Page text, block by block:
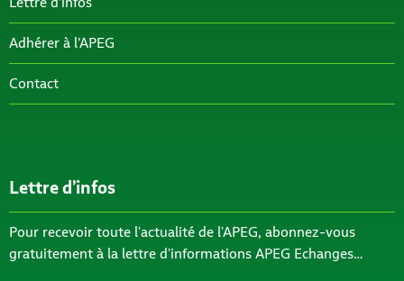
Adhérer à l’APEG
Contact
Lettre d’infos
Pour recevoir toute l'actualité de l'APEG, abonnez-vous
gratuitement à la lettre d'informations APEG Echanges…